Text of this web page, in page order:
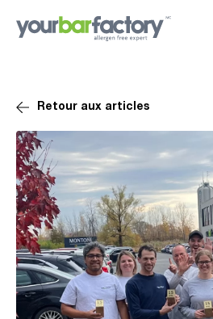
Retour aux articles